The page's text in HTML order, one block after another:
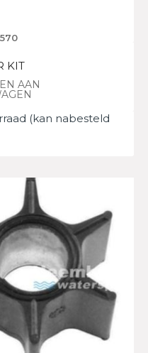
KIT
AAN
(kan nabesteld